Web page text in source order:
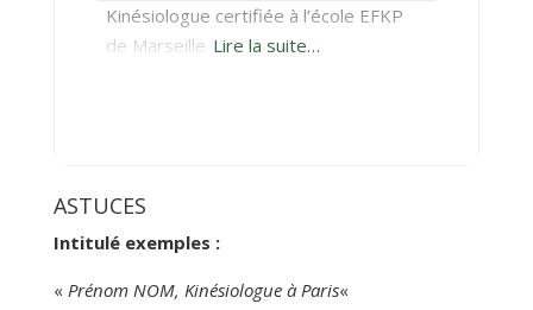
Kinésiologue certifiée à l’école EFKP
de Marseille Lire la suite…
ASTUCES
Intitulé exemples :
« Prénom NOM, Kinésiologue à Paris«